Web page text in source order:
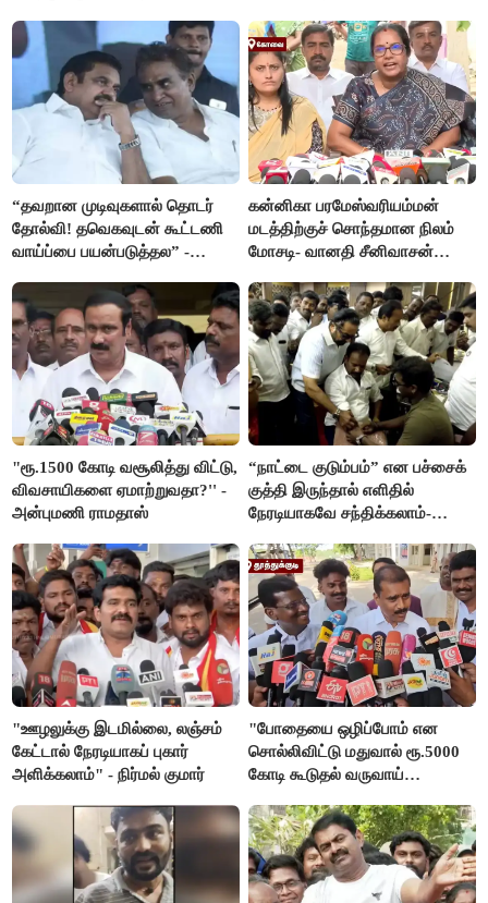
“தவறான முடிவுகளால் தொடர்
தோல்வி! தவெகவுடன் கூட்டணி
வாய்ப்பை பயன்படுத்தல” -
கன்னிகா பரமேஸ்வரியம்மன்
மடத்திற்குச் சொந்தமான நிலம்
மோசடி- வானதி சீனிவாசன்
"ரூ.1500 கோடி வசூலித்து விட்டு,
விவசாயிகளை ஏமாற்றுவதா?'' -
அன்புமணி ராமதாஸ்
“நாட்டை குடும்பம்” என பச்சைக்
குத்தி இருந்தால் எளிதில்
நேரடியாகவே சந்திக்கலாம்-
"ஊழலுக்கு இடமில்லை, லஞ்சம்
கேட்டால் நேரடியாகப் புகார்
அளிக்கலாம்" - நிர்மல் குமார்
"போதையை ஒழிப்போம் என
சொல்லிவிட்டு மதுவால் ரூ.5000
கோடி கூடுதல் வருவாய்
மார்க்கண்டேயன்